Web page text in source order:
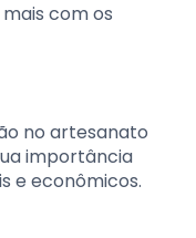
com os
no artesanato
importância
e econômicos.